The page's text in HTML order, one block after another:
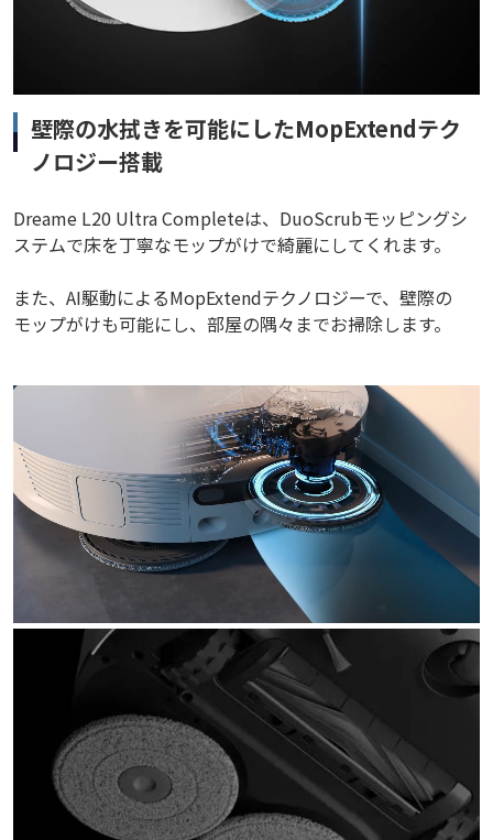
壁際の水拭きを可能にしたMopExtendテク
ノロジー搭載
Dreame L20 Ultra Completeは、DuoScrubモッピングシ
ステムで床を丁寧なモップがけで綺麗にしてくれます。
また、AI駆動によるMopExtendテクノロジーで、壁際の
モップがけも可能にし、部屋の隅々までお掃除します。